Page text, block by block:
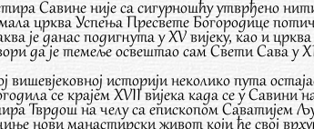
Савине није са сигурношћу утврђено
црква Успења Пресвете Богородице
је данас подигнута у XV вијеку, као и
да је темеље освештао сам Свети Сава у
вишевјековној историји неколико пута
се крајем XVII вијека када се у Савини
Тврдош на челу са епископом Саватијем